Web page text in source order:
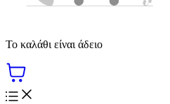
Το καλάθι είναι άδειο